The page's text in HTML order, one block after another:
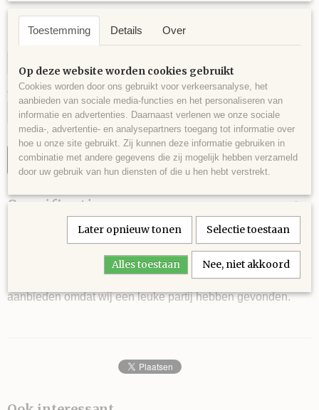
Op voorraad
Aantal
IN WINKELWAGEN
Specificaties
Omschrijving
DMC Mouliné 51 - 413 is de alom bekende borduurzijde in
meer dan 400 kleuren. Wij kunnen u de DMC zo goedkoop
aanbieden omdat wij een leuke partij hebben gevonden.
Toestemming Details Over
Op deze website worden cookies gebruikt
Cookies worden door ons gebruikt voor verkeersanalyse, het
aanbieden van sociale media-functies en het personaliseren van
informatie en advertenties. Daarnaast verlenen we onze sociale
media-, advertentie- en analysepartners toegang tot informatie over
hoe u onze site gebruikt. Zij kunnen deze informatie gebruiken in
combinatie met andere gegevens die zij mogelijk hebben verzameld
door uw gebruik van hun diensten of die u hen hebt verstrekt.
Later opnieuw tonen Selectie toestaan
Alles toestaan Nee, niet akkoord